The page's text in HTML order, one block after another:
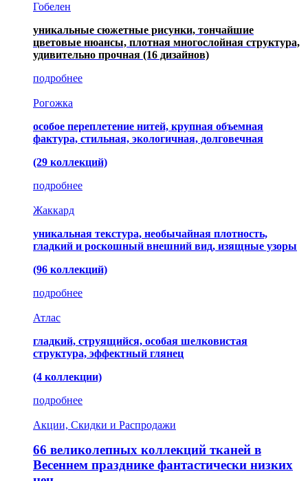
Гобелен
уникальные сюжетные рисунки, тончайшие
цветовые нюансы, плотная многослойная структура,
удивительно прочная (16 дизайнов)
подробнее
Рогожка
особое переплетение нитей, крупная объемная
фактура, стильная, экологичная, долговечная
(29 коллекций)
подробнее
Жаккард
уникальная текстура, необычайная плотность,
гладкий и роскошный внешний вид, изящные узоры
(96 коллекций)
подробнее
Атлас
гладкий, струящийся, особая шелковистая
структура, эффектный глянец
(4 коллекции)
подробнее
Акции, Скидки и Распродажи
66 великолепных коллекций тканей в
Весеннем празднике фантастически низких